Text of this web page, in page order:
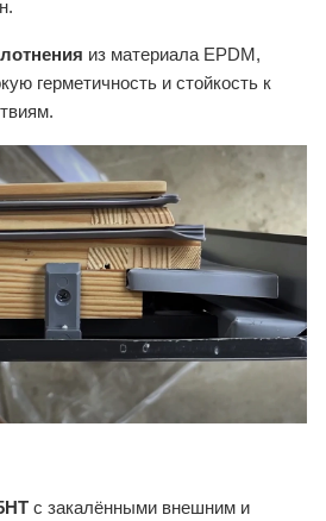
из материала EPDM,
герметичность и стойкость к
с закалёнными внешним и